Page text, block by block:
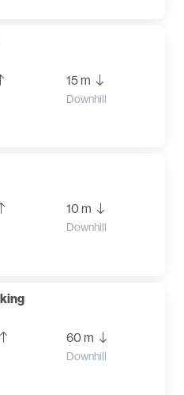
15 m
Downhill
10 m
Downhill
60 m
Downhill